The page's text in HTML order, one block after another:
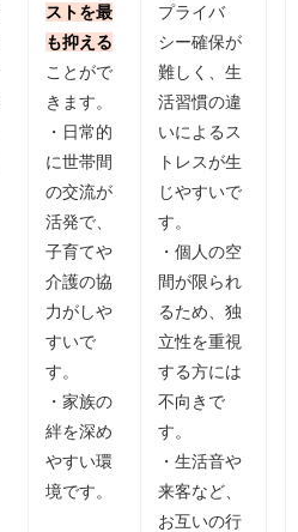
ストを最
も抑える
ことがで
きます。
・日常的
に世帯間
の交流が
活発で、
子育てや
介護の協
力がしや
すいで
す。
・家族の
絆を深め
やすい環
境です。
プライバ
シー確保が
難しく、生
活習慣の違
いによるス
トレスが生
じやすいで
す。
・個人の空
間が限られ
るため、独
立性を重視
する方には
不向きで
す。
・生活音や
来客など、
お互いの行